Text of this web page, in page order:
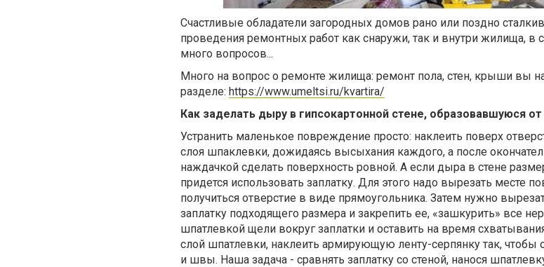
Счастливые обладатели загородных домов рано или поздно
проведения ремонтных работ как снаружи, так и внутри жилища, в
много вопросов...
Много на вопрос о ремонте жилища: ремонт пола, стен, крыши вы
разделе: https://www.umeltsi.ru/kvartira/
Как заделать дыру в гипсокартонной стене, образовавшуюся от
Устранить маленькое повреждение просто: наклеить поверх
слоя шпаклевки, дожидаясь высыхания каждого, а после
наждачкой сделать поверхность ровной. А если дыра в стене
придется использовать заплатку. Для этого надо вырезать месте
получиться отверстие в виде прямоугольника. Затем нужно
заплатку подходящего размера и закрепить ее, «зашкурить» все
шпатлевкой щели вокруг заплатки и оставить на время
слой шпатлевки, наклеить армирующую ленту-серпянку так, чтобы
и швы. Наша задача - сравнять заплатку со стеной, нанося